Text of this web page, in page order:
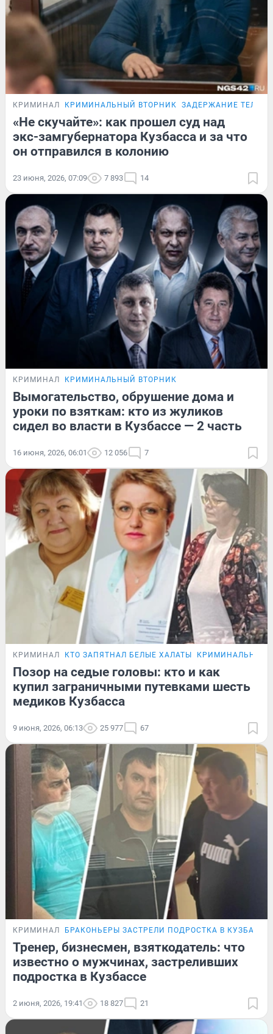
КРИМИНАЛ КРИМИНАЛЬНЫЙ ВТОРНИК ЗАДЕРЖАНИЕ
«Не скучайте»: как прошел суд над
экс-замгубернатора Кузбасса и за что
он отправился в колонию
23 июня, 2026, 07:09 7 893 14
КРИМИНАЛ КРИМИНАЛЬНЫЙ ВТОРНИК
Вымогательство, обрушение дома и
уроки по взяткам: кто из жуликов
сидел во власти в Кузбассе — 2 часть
16 июня, 2026, 06:01 12 056 7
КРИМИНАЛ КТО ЗАПЯТНАЛ БЕЛЫЕ ХАЛАТЫ КРИМИНАЛЬНЫЙ
Позор на седые головы: кто и как
купил заграничными путевками шесть
медиков Кузбасса
9 июня, 2026, 06:13 25 977 67
КРИМИНАЛ БРАКОНЬЕРЫ ЗАСТРЕЛИ ПОДРОСТКА В КУЗБАССЕ
Тренер, бизнесмен, взяткодатель: что
известно о мужчинах, застреливших
подростка в Кузбассе
2 июня, 2026, 19:41 18 827 21